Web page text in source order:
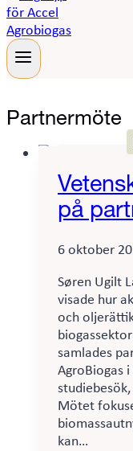
Partnermöte
på
6 oktober
Søren Ugilt
visade hur
och
samlades
AgroBiogas
Mötet
kan…